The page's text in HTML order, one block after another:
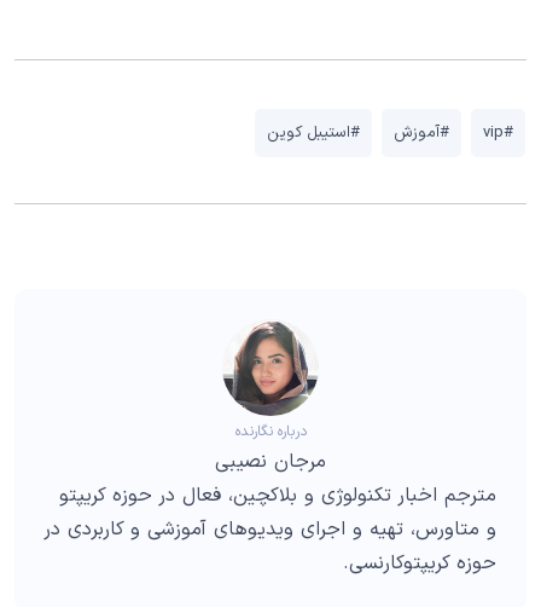
#vip #آموزش #استیبل کوین
درباره نگارنده
مرجان نصیبی
مترجم اخبار تکنولوژی و بلاکچین، فعال در حوزه کریپتو
و متاورس، تهیه و اجرای ویدیوهای آموزشی و کاربردی در
حوزه کریپتوکارنسی.